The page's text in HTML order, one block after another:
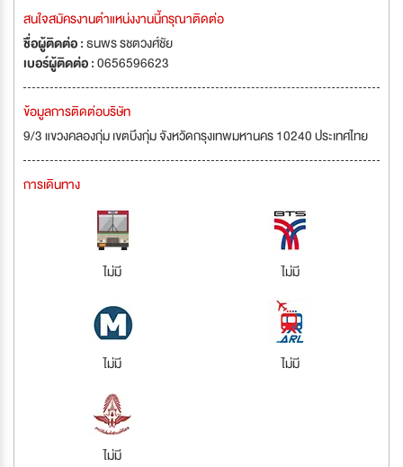
สนใจสมัครงานตำแหน่งงานนี้กรุณาติดต่อ
ชื่อผู้ติดต่อ :ธนพร รชตวงศ์ชัย
เบอร์ผู้ติดต่อ :0656596623
ข้อมูลการติดต่อบริษัท
9/3 แขวงคลองกุ่ม เขตบึงกุ่ม จังหวัดกรุงเทพมหานคร 10240 ประเทศไทย
การเดินทาง
ไม่มี ไม่มี
ไม่มี ไม่มี
ไม่มี